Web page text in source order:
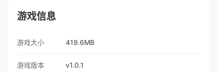
游戏信息
游戏大小 419.6MB
游戏版本 v1.0.1